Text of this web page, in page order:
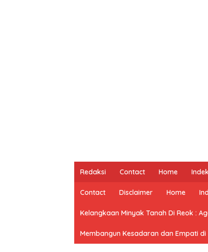
Redaksi Contact Home
Contact Disclaimer Home
Kelangkaan Minyak Tanah Di Reok :
Membangun Kesadaran dan Empati di